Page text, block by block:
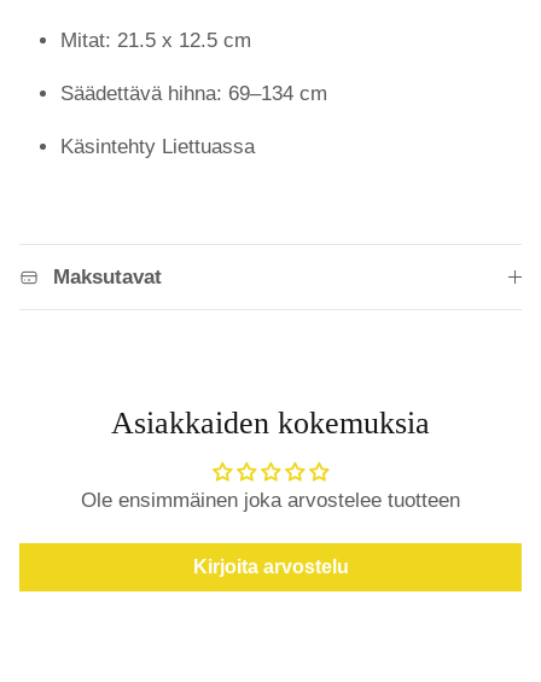
Mitat: 21.5 x 12.5 cm
Säädettävä hihna: 69–134 cm
Käsintehty Liettuassa
Maksutavat
Asiakkaiden kokemuksia
Ole ensimmäinen joka arvostelee tuotteen
Kirjoita arvostelu